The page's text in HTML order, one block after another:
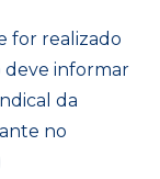
for realizado
deve informar
da
no